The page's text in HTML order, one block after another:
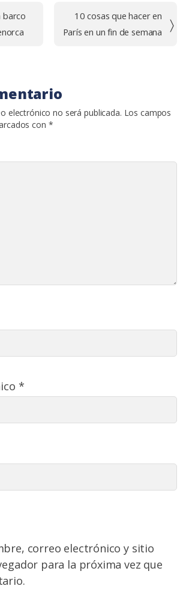
barco
10 cosas que hacer en
París en un fin de semana
electrónico no será publicada. Los campos
con *
*
correo electrónico y sitio
para la próxima vez que